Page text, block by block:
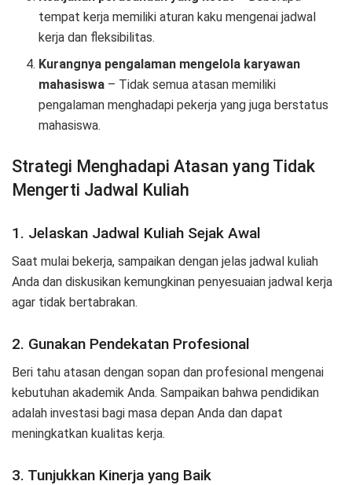
tempat kerja memiliki aturan kaku mengenai jadwal
kerja dan fleksibilitas.
Kurangnya pengalaman mengelola karyawan
mahasiswa – Tidak semua atasan memiliki
pengalaman menghadapi pekerja yang juga berstatus
mahasiswa.
Strategi Menghadapi Atasan yang Tidak
Mengerti Jadwal Kuliah
1. Jelaskan Jadwal Kuliah Sejak Awal
Saat mulai bekerja, sampaikan dengan jelas jadwal kuliah
Anda dan diskusikan kemungkinan penyesuaian jadwal kerja
agar tidak bertabrakan.
2. Gunakan Pendekatan Profesional
Beri tahu atasan dengan sopan dan profesional mengenai
kebutuhan akademik Anda. Sampaikan bahwa pendidikan
adalah investasi bagi masa depan Anda dan dapat
meningkatkan kualitas kerja.
3. Tunjukkan Kinerja yang Baik